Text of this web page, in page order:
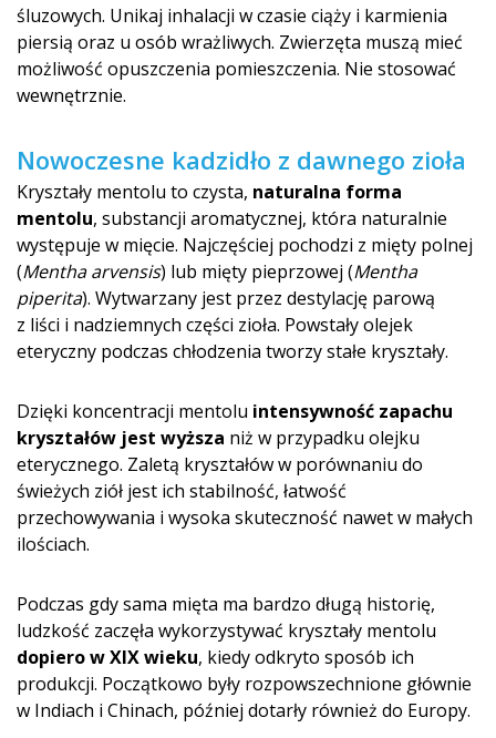
śluzowych. Unikaj inhalacji w czasie ciąży i karmienia
piersią oraz u osób wrażliwych. Zwierzęta muszą mieć
możliwość opuszczenia pomieszczenia. Nie stosować
wewnętrznie.
Nowoczesne kadzidło z dawnego zioła
Kryształy mentolu to czysta, naturalna forma
mentolu, substancji aromatycznej, która naturalnie
występuje w mięcie. Najczęściej pochodzi z mięty polnej
(Mentha arvensis) lub mięty pieprzowej (Mentha
piperita). Wytwarzany jest przez destylację parową
z liści i nadziemnych części zioła. Powstały olejek
eteryczny podczas chłodzenia tworzy stałe kryształy.
Dzięki koncentracji mentolu intensywność zapachu
kryształów jest wyższa niż w przypadku olejku
eterycznego. Zaletą kryształów w porównaniu do
świeżych ziół jest ich stabilność, łatwość
przechowywania i wysoka skuteczność nawet w małych
ilościach.
Podczas gdy sama mięta ma bardzo długą historię,
ludzkość zaczęła wykorzystywać kryształy mentolu
dopiero w XIX wieku, kiedy odkryto sposób ich
produkcji. Początkowo były rozpowszechnione głównie
w Indiach i Chinach, później dotarły również do Europy.